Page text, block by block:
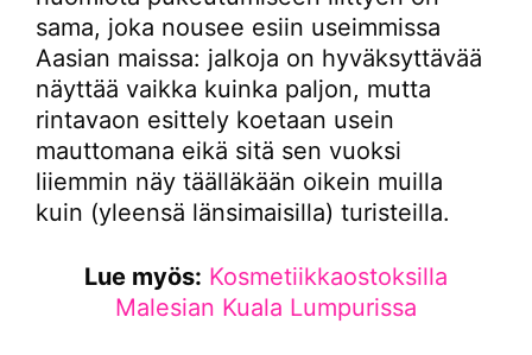
sama, joka nousee esiin useimmissa
Aasian maissa: jalkoja on hyväksyttävää
näyttää vaikka kuinka paljon, mutta
rintavaon esittely koetaan usein
mauttomana eikä sitä sen vuoksi
liiemmin näy täälläkään oikein muilla
kuin (yleensä länsimaisilla) turisteilla.
Lue myös: Kosmetiikkaostoksilla
Malesian Kuala Lumpurissa